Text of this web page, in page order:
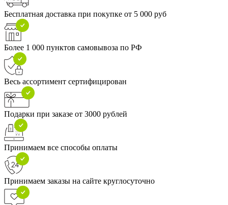
Бесплатная доставка при покупке от 5 000 руб
Более 1 000 пунктов самовывоза по РФ
Весь ассортимент сертифицирован
Подарки при заказе от 3000 рублей
Принимаем все способы оплаты
Принимаем заказы на сайте круглосуточно